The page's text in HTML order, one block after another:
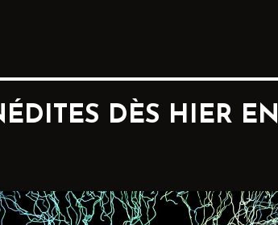
DÈS HIER EN